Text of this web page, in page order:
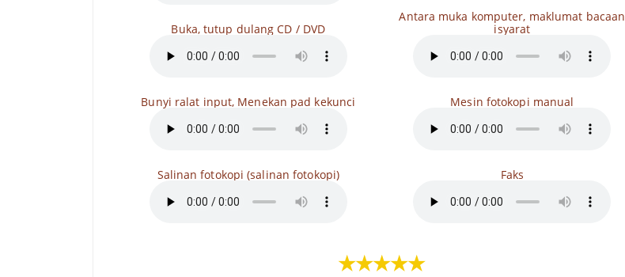
Buka, tutup dulang CD / DVD
Bunyi ralat input, Menekan pad kekunci
Salinan fotokopi (salinan fotokopi)
Antara muka komputer, maklumat bacaan
isyarat
Mesin fotokopi manual
Faks
★★★★★